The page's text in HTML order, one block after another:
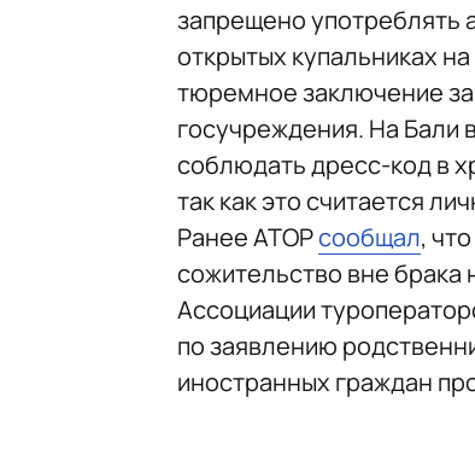
запрещено употреблять
открытых купальниках
тюремное заключение
госучреждения. На Бали
соблюдать дресс-код в
так как это считается
Ранее АТОРсообщал,
сожительство вне брака
Ассоциации
по заявлению
иностранных граждан